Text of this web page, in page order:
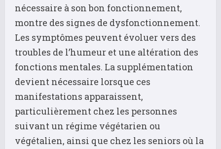
nécessaire à son bon fonctionnement,
montre des signes de dysfonctionnement.
Les symptômes peuvent évoluer vers des
troubles de l’humeur et une altération des
fonctions mentales. La supplémentation
devient nécessaire lorsque ces
manifestations apparaissent,
particulièrement chez les personnes
suivant un régime végétarien ou
végétalien, ainsi que chez les seniors où la